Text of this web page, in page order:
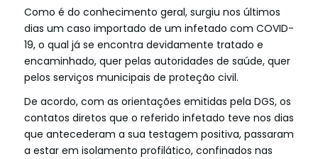
Como é do conhecimento geral, surgiu nos últimos
dias um caso importado de um infetado com COVID-
19, o qual já se encontra devidamente tratado e
encaminhado, quer pelas autoridades de saúde, quer
pelos serviços municipais de proteção civil.
De acordo, com as orientações emitidas pela DGS, os
contatos diretos que o referido infetado teve nos dias
que antecederam a sua testagem positiva, passaram
a estar em isolamento profilático, confinados nas